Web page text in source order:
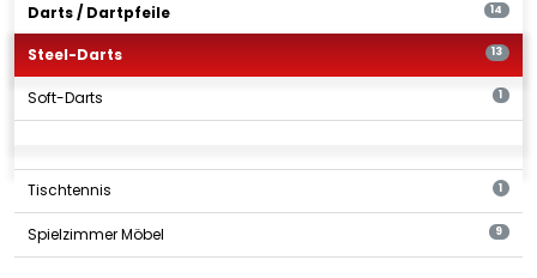
Darts / Dartpfeile 14
Steel-Darts 13
Soft-Darts 1
Tischtennis 1
Spielzimmer Möbel 9